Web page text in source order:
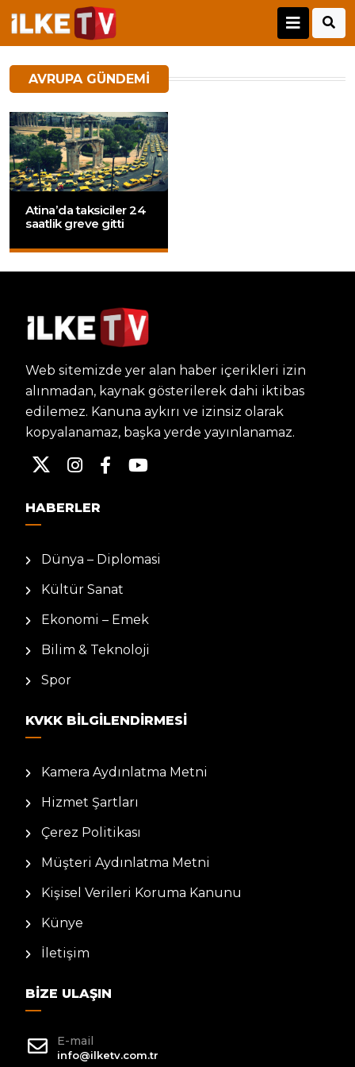
AVRUPA GÜNDEMI
Atina’da taksiciler 24
saatlik greve gitti
Web sitemizde yer alan haber içerikleri izin
alınmadan, kaynak gösterilerek dahi iktibas
edilemez. Kanuna aykırı ve izinsiz olarak
kopyalanamaz, başka yerde yayınlanamaz.
HABERLER
Dünya – Diplomasi
Kültür Sanat
Ekonomi – Emek
Bilim & Teknoloji
Spor
KVKK BILGILENDIRMESI
Kamera Aydınlatma Metni
Hizmet Şartları
Çerez Politikası
Müşteri Aydınlatma Metni
Kişisel Verileri Koruma Kanunu
Künye
İletişim
BIZE ULAŞIN
E-mail
info@ilketv.com.tr